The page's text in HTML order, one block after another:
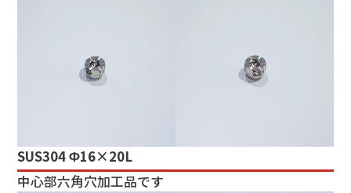
SUS304 Φ16×20L
中心部六角穴加工品です